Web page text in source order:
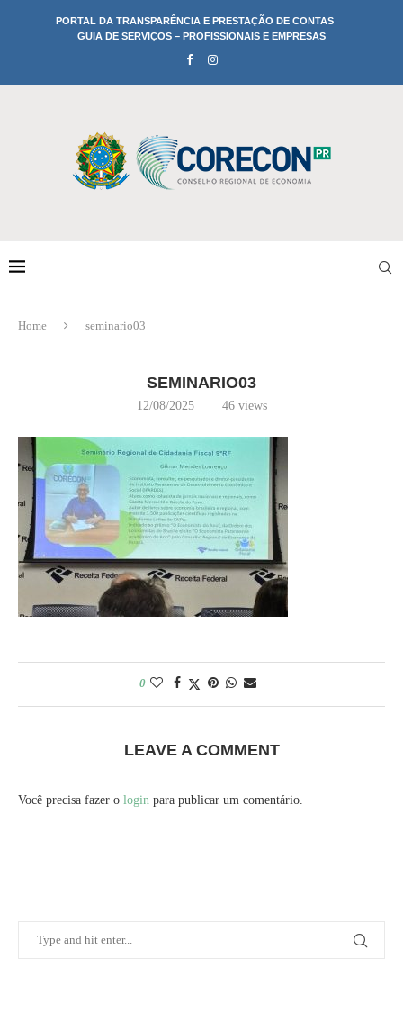
PORTAL DA TRANSPARÊNCIA E PRESTAÇÃO DE CONTAS
GUIA DE SERVIÇOS – PROFISSIONAIS E EMPRESAS
Home seminario03
SEMINARIO03
12/08/2025 46views
0
LEAVE A COMMENT
Você precisa fazer o login para publicar um comentário.